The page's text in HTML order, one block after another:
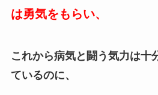
は勇気をもらい、
これから病気と闘う気力は十
ているのに、